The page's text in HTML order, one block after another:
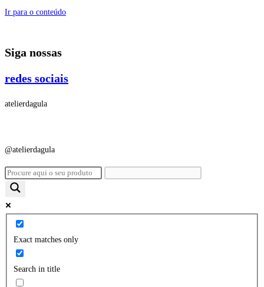
Ir para o conteúdo
Siga nossas
redes sociais
atelierdagula
@atelierdagula
Exact matches only
Search in title